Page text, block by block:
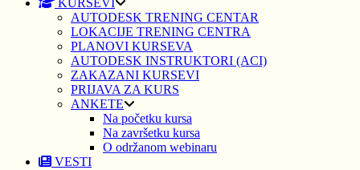
KURSEVI
AUTODESK TRENING CENTAR
LOKACIJE TRENING CENTRA
PLANOVI KURSEVA
AUTODESK INSTRUKTORI (ACI)
ZAKAZANI KURSEVI
PRIJAVA ZA KURS
ANKETE
Na početku kursa
Na završetku kursa
O održanom webinaru
VESTI